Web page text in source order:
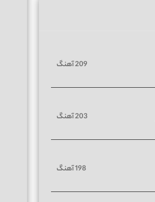
209 آهنگ
203 آهنگ
198 آهنگ